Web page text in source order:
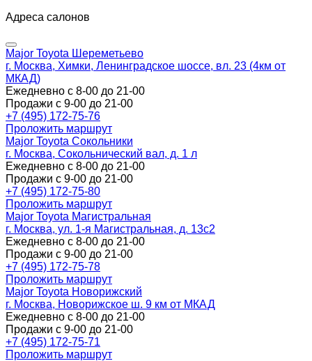
Адреса салонов
Major Toyota Шереметьево
г. Москва, Химки, Ленинградское шоссе, вл. 23 (4км от
МКАД)
Ежедневно с 8-00 до 21-00
Продажи с 9-00 до 21-00
+7 (495) 172-75-76
Проложить маршрут
Major Toyota Сокольники
г. Москва, Сокольнический вал, д. 1 л
Ежедневно с 8-00 до 21-00
Продажи с 9-00 до 21-00
+7 (495) 172-75-80
Проложить маршрут
Major Toyota Магистральная
г. Москва, ул. 1-я Магистральная, д. 13с2
Ежедневно с 8-00 до 21-00
Продажи с 9-00 до 21-00
+7 (495) 172-75-78
Проложить маршрут
Major Toyota Новорижский
г. Москва, Новорижское ш. 9 км от МКАД
Ежедневно с 8-00 до 21-00
Продажи с 9-00 до 21-00
+7 (495) 172-75-71
Проложить маршрут